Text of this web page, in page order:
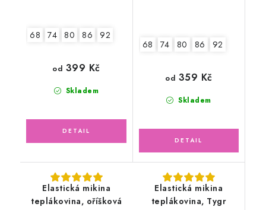
68 74 80 86 92
Skladem
od 399 Kč
68 74 80 86 92
Skladem
od 359 Kč
Elastická mikina
teplákovina, oříšková
Elastická mikina
teplákovina, Tygr